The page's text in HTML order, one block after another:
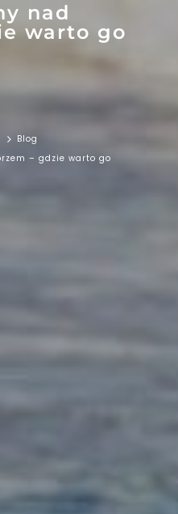
nad
warto go
Blog
– gdzie warto go